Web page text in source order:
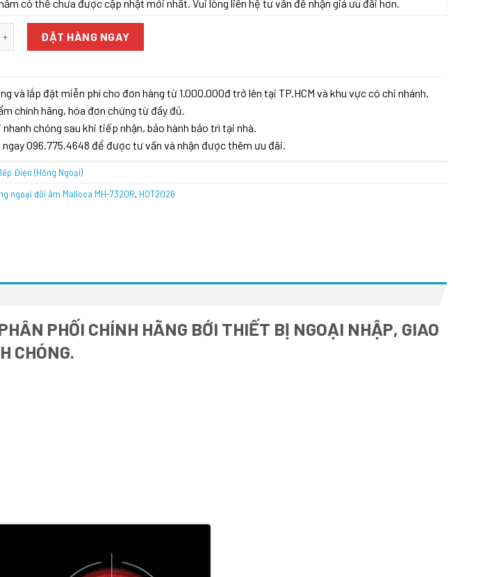
có thể chưa được cập nhật mới nhất. Vui lòng liên hệ tư vấn để nhận giá ưu đãi hơn.
đôi âm Malloca MH-7320R số lượng
ĐẶT HÀNG NGAY
và lắp đặt miễn phí cho đơn hàng từ 1.000.000đ trở lên tại TP.HCM và khu vực có chi nhánh.
chính hãng, hóa đơn chứng từ đầy đủ.
nhanh chóng sau khi tiếp nhận, bảo hành bảo trì tại nhà.
ngay 096.775.4648 để được tư vấn và nhận được thêm ưu đãi.
Điện (Hồng Ngoại)
ngoại đôi âm Malloca MH-7320R, HOT2026
PHỐI CHÍNH HÃNG BỚI THIẾT BỊ NGOẠI NHẬP, GIAO
CHÓNG.